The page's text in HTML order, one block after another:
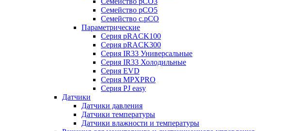
Семейство pCO5
Семейство c.pCO
Параметрические
Серия pRACK100
Серия pRACK300
Серия IR33 Универсальные
Серия IR33 Холодильные
Серия EVD
Серия MPXPRO
Серия PJ easy
Датчики
Датчики давления
Датчики температуры
Датчики влажности и температуры